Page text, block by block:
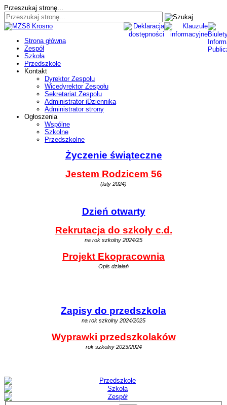
Przeszukaj stronę...
Strona główna
Zespół
Szkoła
Przedszkole
Kontakt
Dyrektor Zespołu
Wicedyrektor Zespołu
Sekretariat Zespołu
Administrator iDziennika
Administrator strony
Ogłoszenia
Wspólne
Szkolne
Przedszkolne
Życzenie świąteczne
Jestem Rodzicem 56
(luty 2024)
Dzień otwarty
Rekrutacja do szkoły c.d.
na rok szkolny 2024/25
Projekt Ekopracownia
Opis działań
Zapisy do przedszkola
na rok szkolny 2024/2025
Wyprawki przedszkolaków
rok szkolny 2023/2024